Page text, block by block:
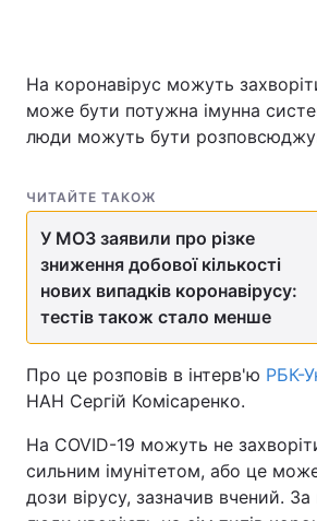
Головна
Спорт Наука
Техно і зв'язок Лайт
Здоров'я
Цікавинки Погода
Екологія Регіони
На коронавірус можуть
може бути потужна імунна
люди можуть бути
ЧИТАЙТЕ ТАКОЖ
У МОЗ заявили про різке
зниження добової кількості
нових випадків коронавірусу:
тестів також стало менше
Про це розповів в інтерв'ю РБК-
НАН Сергій Комісаренко.
На COVID-19 можуть не
сильним імунітетом, або це
дози вірусу, зазначив вчений.